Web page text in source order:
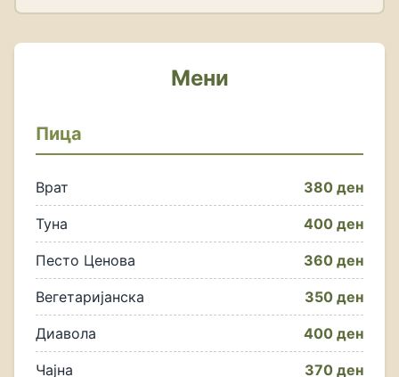
Мени
Пица
Врат 380 ден
Туна 400 ден
Песто Ценова 360 ден
Вегетаријанска 350 ден
Диавола 400 ден
Чајна 370 ден